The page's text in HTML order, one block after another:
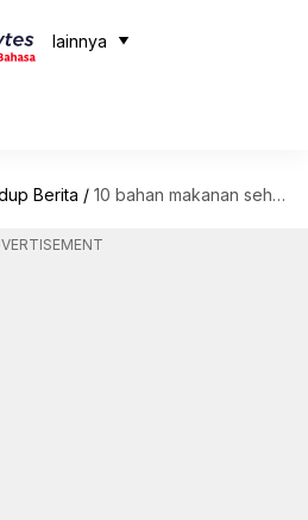
lainnya
Berita / 10 bahan makanan sehari-hari untuk dapatkan kulit sehat bercahaya